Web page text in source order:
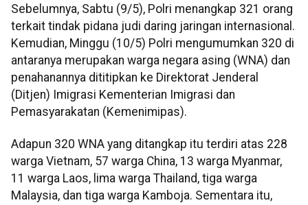
Sebelumnya, Sabtu (9/5), Polri menangkap 321 orang
terkait tindak pidana judi daring jaringan internasional.
Kemudian, Minggu (10/5) Polri mengumumkan 320 di
antaranya merupakan warga negara asing (WNA) dan
penahanannya dititipkan ke Direktorat Jenderal
(Ditjen) Imigrasi Kementerian Imigrasi dan
Pemasyarakatan (Kemenimipas).
Adapun 320 WNA yang ditangkap itu terdiri atas 228
warga Vietnam, 57 warga China, 13 warga Myanmar,
11 warga Laos, lima warga Thailand, tiga warga
Malaysia, dan tiga warga Kamboja. Sementara itu,